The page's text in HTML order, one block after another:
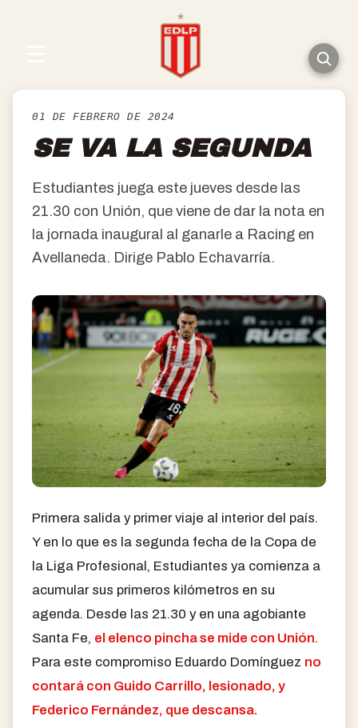
01 DE FEBRERO DE 2024
SE VA LA SEGUNDA
Estudiantes juega este jueves desde las
21.30 con Unión, que viene de dar la nota en
la jornada inaugural al ganarle a Racing en
Avellaneda. Dirige Pablo Echavarría.
Primera salida y primer viaje al interior del país.
Y en lo que es la segunda fecha de la Copa de
la Liga Profesional, Estudiantes ya comienza a
acumular sus primeros kilómetros en su
agenda. Desde las 21.30 y en una agobiante
Santa Fe, el elenco pincha se mide con Unión.
Para este compromiso Eduardo Domínguez no
contará con Guido Carrillo, lesionado, y
Federico Fernández, que descansa.